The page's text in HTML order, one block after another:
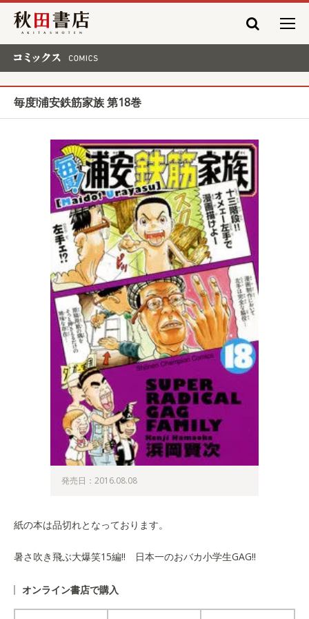
秋田書店
毎度!浦安鉄筋家族 第18巻
発売日：2016.08.08
紙の本は品切れとなっております。
暑さ吹き飛ぶ大爆笑15編!! 日本一のおバカ小学生GAG!!
オンライン書店で購入